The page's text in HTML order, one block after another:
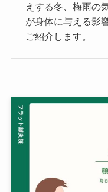
えする冬、梅雨の
が身体に与える影
ご紹介します。